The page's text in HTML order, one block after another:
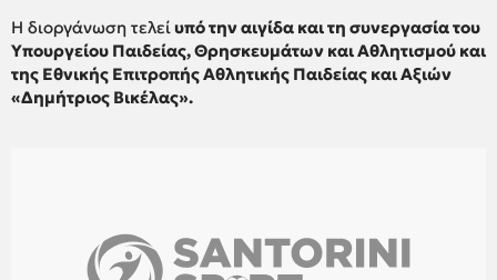
Η διοργάνωση τελείυπό την αιγίδα και τη συνεργασία του
Υπουργείου Παιδείας, Θρησκευμάτων και Αθλητισμού και
της Εθνικής Επιτροπής Αθλητικής Παιδείας και Αξιών
«Δημήτριος Βικέλας».